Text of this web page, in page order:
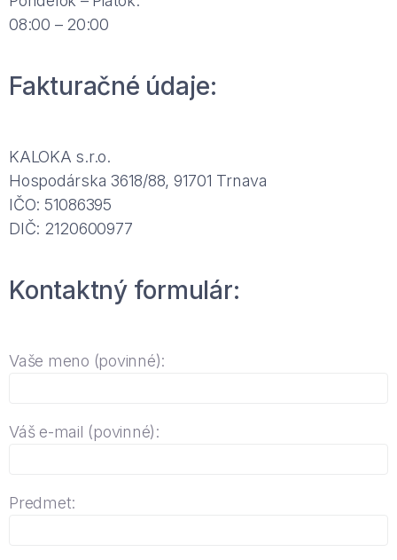
08:00 – 20:00
Fakturačné údaje:
KALOKA s.r.o.
Hospodárska 3618/88, 91701 Trnava
IČO: 51​086​39​5
DIČ: 21​206​00​977
Kontaktný formulár:
Vaše meno (povinné):
Váš e-mail (povinné):
Predmet: